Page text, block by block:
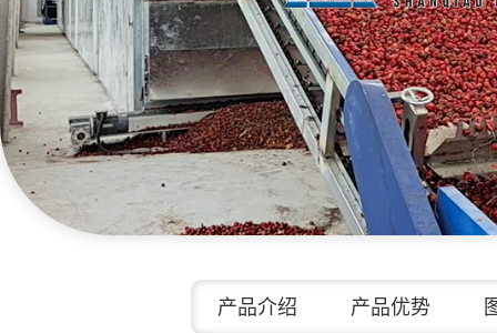
产品介绍 产品优势